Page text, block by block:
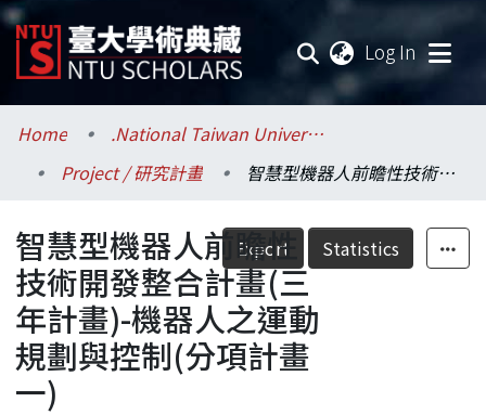
Log In
Communities & Collections
Research Outputs
Fundings & Projects
Researchers
Organizations
Statistics
Home
.National Taiwan University / 國立臺灣大學
Project / 研究計畫
智慧型機器人前瞻性技術開發整合計畫(三年計畫)-機器人之運動規劃與控制(分項計畫一)
Export Statistics
智慧型機器人前瞻性
技術開發整合計畫(三
年計畫)-機器人之運動
規劃與控制(分項計畫
一)